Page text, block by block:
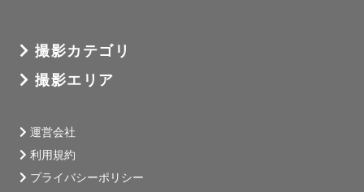
撮影カテゴリ
撮影エリア
運営会社
利用規約
プライバシーポリシー